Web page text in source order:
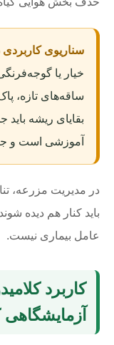
سناریوی کاربردی
خیار یا
ساقه‌های تازه،
بقایای ریشه باید
آموزشی است و
در مدیریت مزرعه،
باید کنار هم دیده
عامل بیماری نیست.
کاربرد
آزمایشگاهی